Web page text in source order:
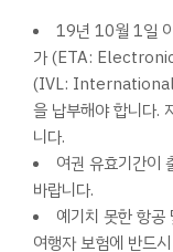
19년 10월 1일
가 (ETA:
(IVL:
을 납부해야 합니다.
니다.
여권 유효기간이
바랍니다.
예기치 못한 항공
여행자 보험에 반드